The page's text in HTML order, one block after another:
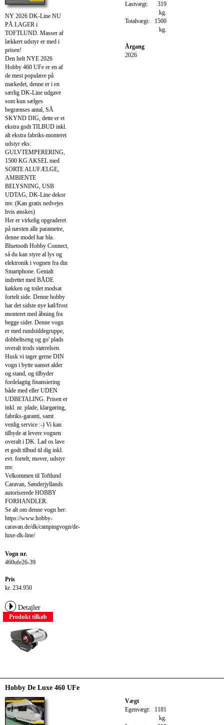
NY 2026 DK-Line NU
PÅ LAGER i
TOFTLUND. Masser af
lækkert udstyr er med i
prisen!
Den helt NYE 2026
Hobby 460 UFe er en af
de mest populære på
markedet, denne er i en
særlig DK-Line udgave
som kun sælges
begrænses antal, SÅ
SKYND DIG, dette er et
ekstra godt TILBUD inkl.
alt ekstra fabriks-monteret
udstyr eks:
GULVTEMPERERING,
1500 KG AKSEL med
SORTE ALUFÆLGE,
AMBIENTE
BELYSNING, USB
UDTAG, DK-Line dekor
mv. (Kan gratis nedvejes
hvis ønskes)
Her er virkelig opgraderet
på næsten alle parametre,
denne model har bla.
Bluetooth Hobby Connect,
så du kan styre al lys og
elektronik i vognen fra din
Smartphone. Genialt
indrettet med BÅDE
køkken og toilet modsat
fortelt side. Denne hobby
har det sidste nye køl/frost
monteret med åbning fra
begge sider. Denne vogn
er med rundsiddegruppe,
dobbeltseng og go' plads
overalt trods størrelsen.
Husk vi tager gerne DIN
vogn i bytte uanset alder
og stand, og tilbyder
fordelagtig finansiering
både med eller UDEN
UDBETALING. Prisen er
inkl. nr. plade, klargøring,
fabriks-garanti, samt
venlig service :-) Vi kan
tilbyde at levere vognen
overalt i DK. Lad os lave
et godt tilbud til dig inkl.
evt. fortelt, mover, udstyr
mv.
Velkommen til Toftlund
Caravan, Sønderjyllands
autoriserede HOBBY
FORHANDLER.
Se alt om denne vogn her:
https://www.hobby-
caravan.de/dk/campingvogn/de-
luxe-dk-line/
Lastvægt:
319
kg.
Totalvægt:
1500
kg.
Årgang
2026
Vogn nr.
460ufe26-39
Pris
kr. 234.950
Detajler
Produkt tilkøb
Hobby De Luxe 460 UFe
Vægt
Egenvægt: 1181
kg.